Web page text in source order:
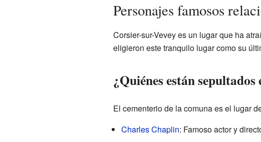
Personajes famosos
Corsier-sur-Vevey es un lugar que ha
eligieron este tranquilo lugar como su
¿Quiénes están
El cementerio de la comuna es el lugar
Charles Chaplin: Famoso actor y